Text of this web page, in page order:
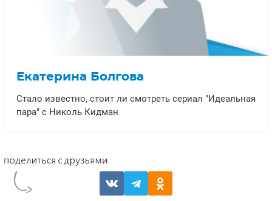
Екатерина Болгова
Стало известно, стоит ли смотреть сериал "Идеальная
пара" с Николь Кидман